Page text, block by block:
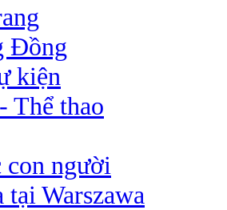
Đồng
kiện
Thể thao
người
tại Warszawa